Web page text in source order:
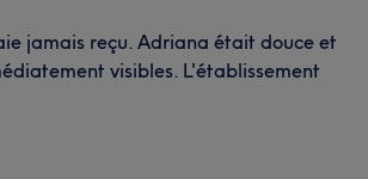
jamais reçu. Adriana était douce et
visibles. L'établissement